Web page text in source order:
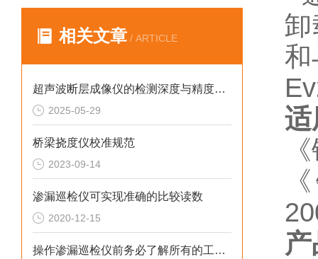
相关文章 / ARTICLE
超声波断层成像仪的检测深度与精度如何平衡？
2025-05-29
桥梁挠度仪校准规范
2023-09-14
渗漏巡检仪可实现准确的比较读数
2020-12-15
操作渗漏巡检仪前务必了解所有的工作原理
和
适
《